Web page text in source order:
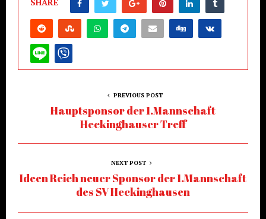
PREVIOUS POST
Hauptsponsor der 1.Mannschaft
Heckinghauser Treff
NEXT POST
Ideen Reich neuer Sponsor der 1.Mannschaft
des SV Heckinghausen